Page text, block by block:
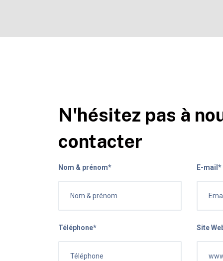
N'hésitez pas à
contacter
Nom & prénom* E-mail*
Téléphone* Site